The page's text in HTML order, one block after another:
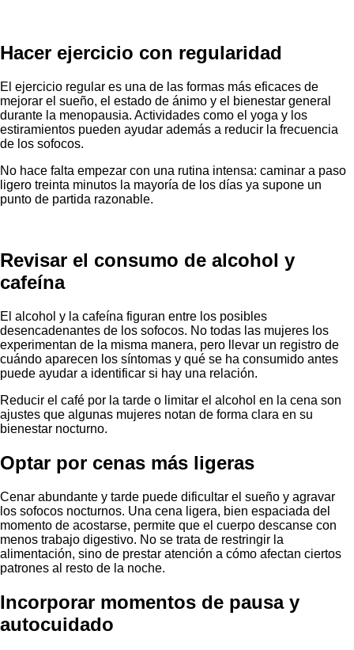
Hacer ejercicio con regularidad
El ejercicio regular es una de las formas más eficaces de
mejorar el sueño, el estado de ánimo y el bienestar general
durante la menopausia. Actividades como el yoga y los
estiramientos pueden ayudar además a reducir la frecuencia
de los sofocos.
No hace falta empezar con una rutina intensa: caminar a paso
ligero treinta minutos la mayoría de los días ya supone un
punto de partida razonable.
Revisar el consumo de alcohol y
cafeína
El alcohol y la cafeína figuran entre los posibles
desencadenantes de los sofocos. No todas las mujeres los
experimentan de la misma manera, pero llevar un registro de
cuándo aparecen los síntomas y qué se ha consumido antes
puede ayudar a identificar si hay una relación.
Reducir el café por la tarde o limitar el alcohol en la cena son
ajustes que algunas mujeres notan de forma clara en su
bienestar nocturno.
Optar por cenas más ligeras
Cenar abundante y tarde puede dificultar el sueño y agravar
los sofocos nocturnos. Una cena ligera, bien espaciada del
momento de acostarse, permite que el cuerpo descanse con
menos trabajo digestivo. No se trata de restringir la
alimentación, sino de prestar atención a cómo afectan ciertos
patrones al resto de la noche.
Incorporar momentos de pausa y
autocuidado